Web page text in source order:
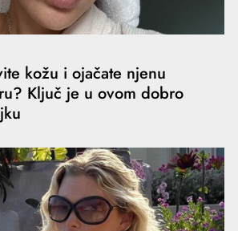
kožu i ojačate njenu
Ključ je u ovom dobro